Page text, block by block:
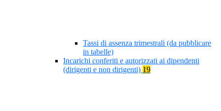
Tassi di assenza trimestrali (da pubblicare
in tabelle)
Incarichi conferiti e autorizzati ai dipendenti
(dirigenti e non dirigenti) 19